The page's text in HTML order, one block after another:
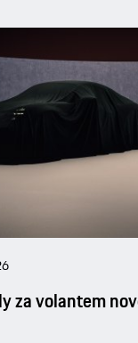
za volantem